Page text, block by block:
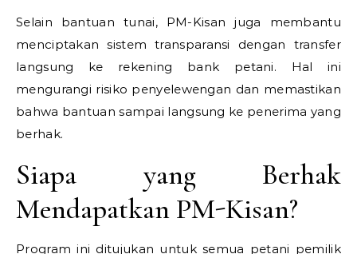
Selain bantuan tunai, PM-Kisan juga membantu
menciptakan sistem transparansi dengan transfer
langsung ke rekening bank petani. Hal ini
mengurangi risiko penyelewengan dan memastikan
bahwa bantuan sampai langsung ke penerima yang
berhak.
Siapa yang Berhak
Mendapatkan PM-Kisan?
Program ini ditujukan untuk semua petani pemilik